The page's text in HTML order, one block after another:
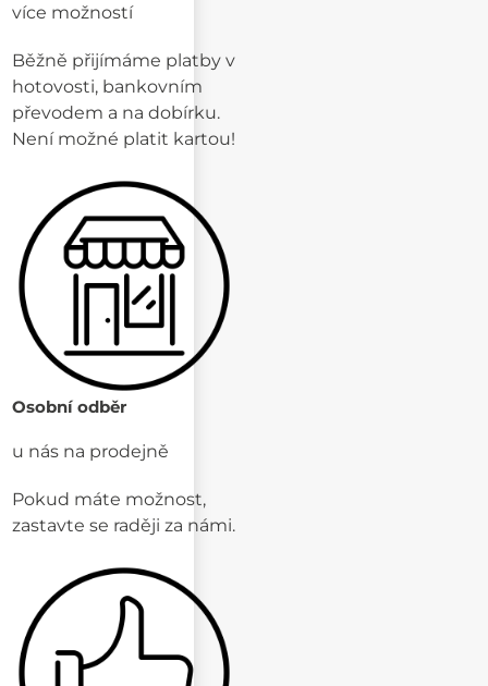
více možností
Běžně přijímáme platby v
hotovosti, bankovním
převodem a na dobírku.
Není možné platit kartou!
Osobní odběr
u nás na prodejně
Pokud máte možnost,
zastavte se raději za námi.